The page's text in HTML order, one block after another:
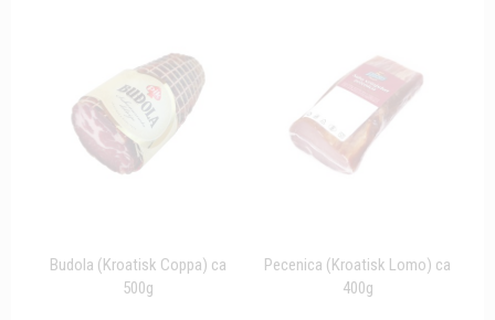
Budola (Kroatisk Coppa) ca
500g
Pecenica (Kroatisk Lomo) ca
400g